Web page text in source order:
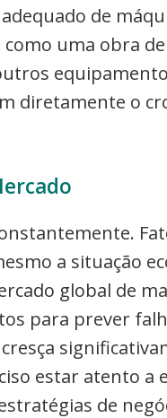
de
uma obra de
diretamente o
a situação
global de
para prever
estar atento a
de